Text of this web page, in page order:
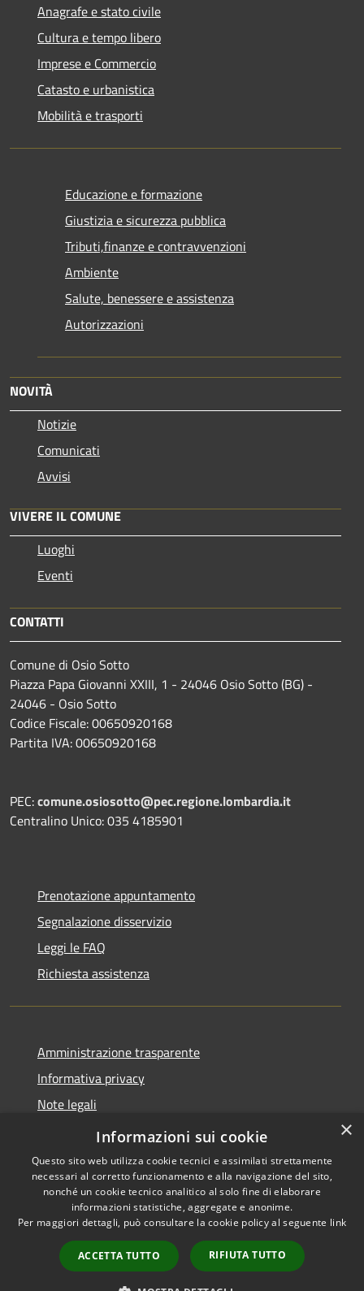
Anagrafe e stato civile
Cultura e tempo libero
Imprese e Commercio
Catasto e urbanistica
Mobilità e trasporti
Educazione e formazione
Giustizia e sicurezza pubblica
Tributi,finanze e contravvenzioni
Ambiente
Salute, benessere e assistenza
Autorizzazioni
NOVITÀ
Notizie
Comunicati
Avvisi
VIVERE IL COMUNE
Luoghi
Eventi
CONTATTI
Comune di Osio Sotto
Piazza Papa Giovanni XXIII, 1 - 24046 Osio Sotto (BG) -
24046 - Osio Sotto
Codice Fiscale: 00650920168
Partita IVA: 00650920168
PEC:comune.osiosotto@pec.regione.lombardia.it
Centralino Unico: 035 4185901
Prenotazione appuntamento
Segnalazione disservizio
Leggi le FAQ
Richiesta assistenza
Amministrazione trasparente
Informativa privacy
Note legali
Dichiarazione di accessibilità 2025
Accessibilità
Copyright © 2026 • Comune di
Osio Sotto • Powered by
Municipium•
Accesso
redazione
×
Informazioni sui cookie
Questo sito web utilizza cookie tecnici e assimilati strettamente
necessari al corretto funzionamento e alla navigazione del sito,
nonché un cookie tecnico analitico al solo fine di elaborare
informazioni statistiche, aggregate e anonime.
Per maggiori dettagli, può consultare la cookie policy al seguente link
ACCETTA TUTTO RIFIUTA TUTTO